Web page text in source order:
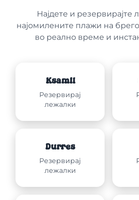
Најдете и резервирајте
најомилените плажи на
во реално време и
Ksamil
Резервирај
лежалки
Durrës
Резервирај
лежалки